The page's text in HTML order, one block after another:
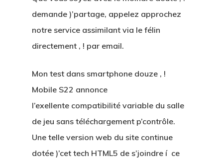
demande )’partage, appelez approchez
notre service assimilant via le félin
directement , ! par email.
Mon test dans smartphone douze , !
Mobile S22 annonce
l’exellente compatibilité variable du salle
de jeu sans téléchargement p’contrôle.
Une telle version web du site continue
dotée )’cet tech HTML5 de s’joindre í ce